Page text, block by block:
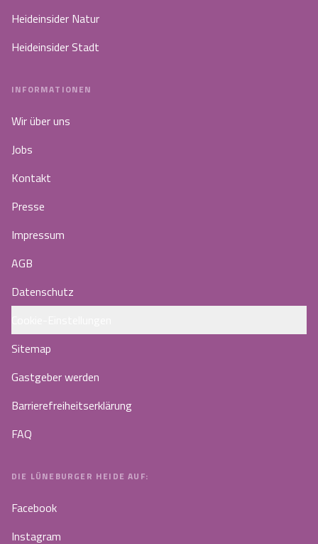
Heideinsider Natur
Heideinsider Stadt
INFORMATIONEN
Wir über uns
Jobs
Kontakt
Presse
Impressum
AGB
Datenschutz
Sitemap
Gastgeber werden
Barrierefreiheitserklärung
FAQ
DIE LÜNEBURGER HEIDE AUF:
Facebook
Instagram